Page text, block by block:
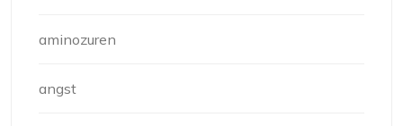
aminozuren
angst